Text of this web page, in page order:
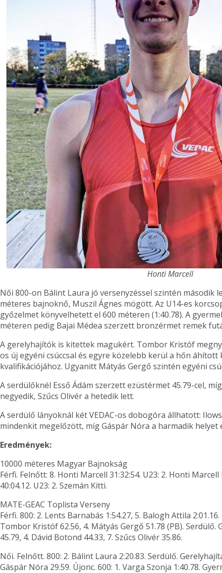
Honti Marcell
Női 800-on Bálint Laura jó versenyzéssel szintén második
méteres bajnoknő, Muszil Ágnes mögött. Az U14-es
győzelmet könyvelhetett el 600 méteren (1:40.78). A
méteren pedig Bajai Médea szerzett bronzérmet remek
A gerelyhajítók is kitettek magukért. Tombor Kristóf
os új egyéni csúccsal és egyre közelebb kerül a hőn
kvalifikációjához. Ugyanitt Mátyás Gergő szintén egyéni
A serdülőknél Esső Ádám szerzett ezüstérmet 45.79-cel,
negyedik, Szűcs Olivér a hetedik lett.
A serdülő lányoknál két VEDAC-os dobogóra állhatott:
mindenkit megelőzött, míg Gáspár Nóra a harmadik helyet
Eredmények:
10000 méteres Magyar Bajnokság
Férfi. Felnőtt: 8. Honti Marcell 31:32:54. U23: 2. Honti
40:04.12. U23: 2. Szemán Kitti.
MATE-GEAC Toplista Verseny
Férfi. 800: 2. Lents Barnabás 1:54.27, 5. Balogh Attila
Tombor Kristóf 62.56, 4. Mátyás Gergő 51.78 (PB). Serdülő.
45.79, 4. Dávid Botond 44.33, 7. Szűcs Olivér 35.86.
Női. Felnőtt. 800: 2. Bálint Laura 2:20.83. Serdülő.
Gáspár Nóra 29.59. Újonc. 600: 1. Varga Szonja 1:40.78.